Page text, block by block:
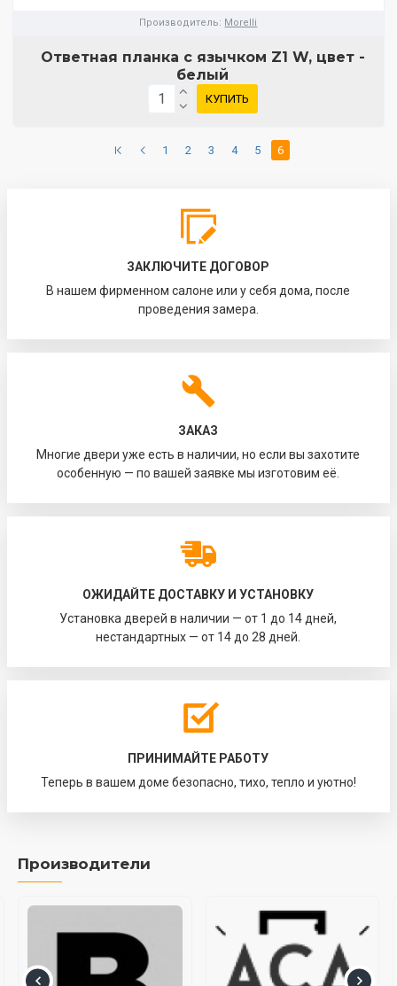
Производитель: Morelli
Ответная планка с язычком Z1 W, цвет -
белый
КУПИТЬ
1 2 3 4 5 6
ЗАКЛЮЧИТЕ ДОГОВОР
В нашем фирменном салоне или у себя дома, после
проведения замера.
ЗАКАЗ
Многие двери уже есть в наличии, но если вы захотите
особенную — по вашей заявке мы изготовим её.
ОЖИДАЙТЕ ДОСТАВКУ И УСТАНОВКУ
Установка дверей в наличии — от 1 до 14 дней,
нестандартных — от 14 до 28 дней.
ПРИНИМАЙТЕ РАБОТУ
Теперь в вашем доме безопасно, тихо, тепло и уютно!
Производители